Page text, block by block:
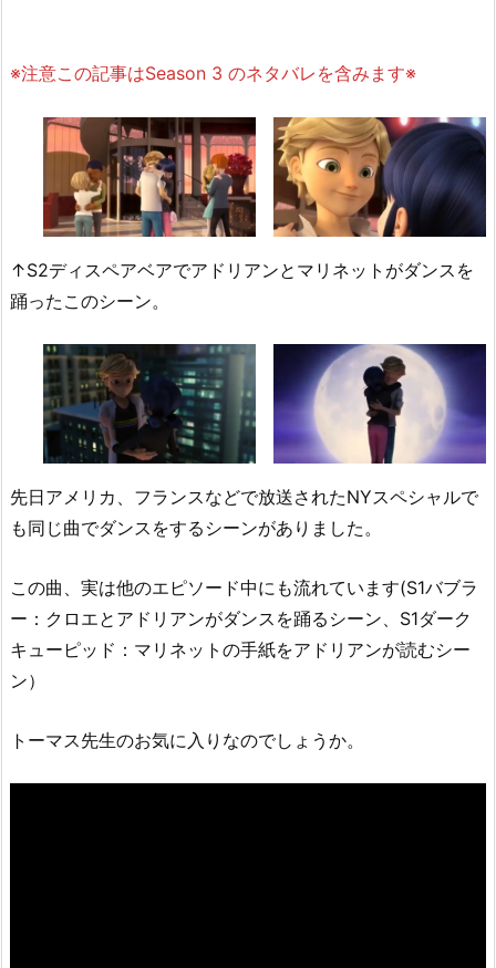
※注意この記事はSeason 3 のネタバレを含みます※
↑S2ディスペアベアでアドリアンとマリネットがダンスを
踊ったこのシーン。
先日アメリカ、フランスなどで放送されたNYスペシャルで
も同じ曲でダンスをするシーンがありました。
この曲、実は他のエピソード中にも流れています(S1バブラ
ー：クロエとアドリアンがダンスを踊るシーン、S1ダーク
キューピッド：マリネットの手紙をアドリアンが読むシー
ン）
トーマス先生のお気に入りなのでしょうか。